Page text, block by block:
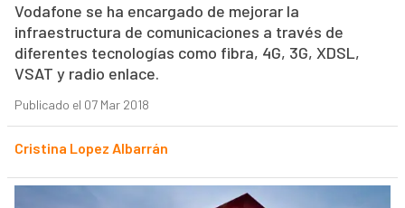
Vodafone se ha encargado de mejorar la
infraestructura de comunicaciones a través de
diferentes tecnologías como fibra, 4G, 3G, XDSL,
VSAT y radio enlace.
Publicado el 07 Mar 2018
Cristina Lopez Albarrán